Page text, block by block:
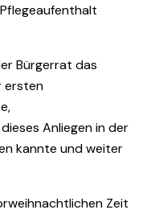
Bürgerrat das
ersten
Anliegen in der
kannte und weiter
Zeit